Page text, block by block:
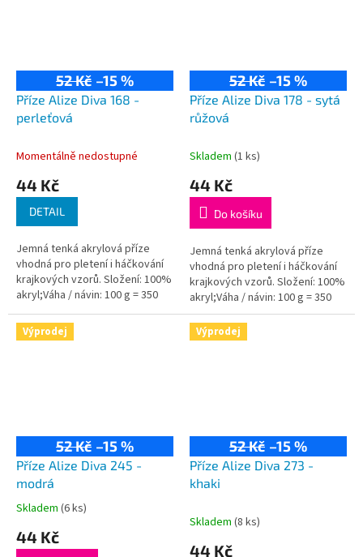
52 Kč –15 %
Příze Alize Diva 168 -
perleťová
Momentálně nedostupné
44 Kč
DETAIL
Jemná tenká akrylová příze
vhodná pro pletení i háčkování
krajkových vzorů. Složení: 100%
akryl;Váha / návin: 100 g = 350
m;Doporučená velikost jehlic /
háčku: 2,5 - 3,5 / 1-3 mm.
52 Kč –15 %
Příze Alize Diva 178 - sytá
růžová
Skladem (1 ks)
44 Kč
Do košíku
Jemná tenká akrylová příze
vhodná pro pletení i háčkování
krajkových vzorů. Složení: 100%
akryl;Váha / návin: 100 g = 350
m;Doporučená velikost jehlic /...
Výprodej
52 Kč –15 %
Příze Alize Diva 245 -
modrá
Průměrné
produktu
Skladem (6 ks)
44 Kč
Výprodej
52 Kč –15 %
Příze Alize Diva 273 -
khaki
Skladem (8 ks)
44 Kč